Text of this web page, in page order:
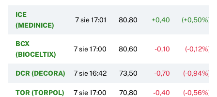
ICE
(MEDINICE)
7 sie 17:01 80,80 +0,40 (+0,50%)
BCX
(BIOCELTIX)
7 sie 17:00 80,60 -0,10 (-0,12%)
DCR (DECORA) 7 sie 16:42 73,50 -0,70 (-0,94%)
TOR (TORPOL) 7 sie 17:00 70,80 -0,40 (-0,56%)